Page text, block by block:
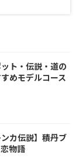
ット・伝説・道の
めモデルコース
カ伝説】積丹ブ
物語